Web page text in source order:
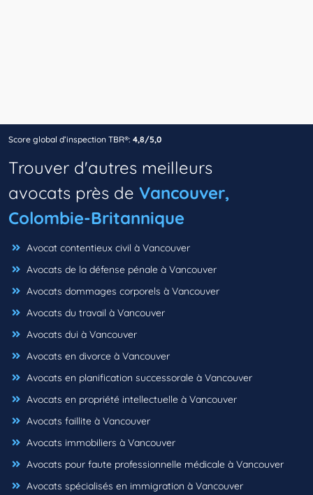
Score global d’inspection TBR®: 4,8/5,0
Trouver d'autres meilleurs
avocats près de Vancouver,
Colombie-Britannique
Avocat contentieux civil à Vancouver
Avocats de la défense pénale à Vancouver
Avocats dommages corporels à Vancouver
Avocats du travail à Vancouver
Avocats dui à Vancouver
Avocats en divorce à Vancouver
Avocats en planification successorale à Vancouver
Avocats en propriété intellectuelle à Vancouver
Avocats faillite à Vancouver
Avocats immobiliers à Vancouver
Avocats pour faute professionnelle médicale à Vancouver
Avocats spécialisés en immigration à Vancouver